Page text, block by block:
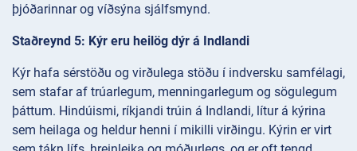
þjóðarinnar og víðsýna sjálfsmynd.
Staðreynd 5: Kýr eru heilög dýr á Indlandi
Kýr hafa sérstöðu og virðulega stöðu í indversku samfélagi,
sem stafar af trúarlegum, menningarlegum og sögulegum
þáttum. Hindúismi, ríkjandi trúin á Indlandi, lítur á kýrina
sem heilaga og heldur henni í mikilli virðingu. Kýrin er virt